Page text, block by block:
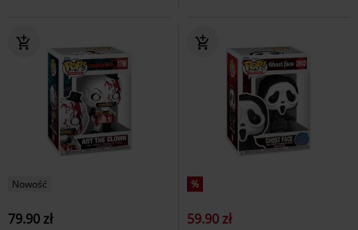
Nowość
79.90 zł
%
59.90 zł